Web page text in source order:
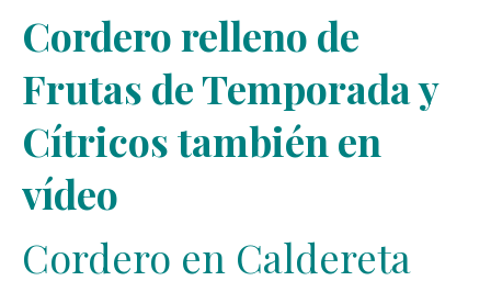
Cordero relleno de
Frutas de Temporada y
Cítricos también en
vídeo
Cordero en Caldereta